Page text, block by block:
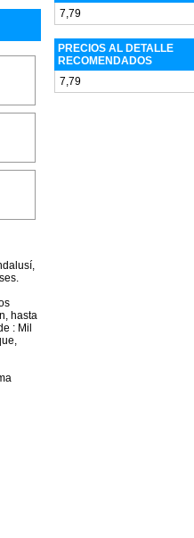
hasta
: Mil
7,79
PRECIOS AL DETALLE
RECOMENDADOS
7,79